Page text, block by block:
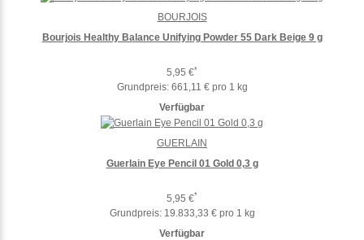
Bourjois Healthy Balance Unifying Powder 55 Dark Beige 9 g
5,95 €*
Grundpreis: 661,11 € pro 1 kg
Verfügbar
BOURJOIS
Guerlain Eye Pencil 01 Gold 0,3 g
5,95 €*
Grundpreis: 19.833,33 € pro 1 kg
Verfügbar
GUERLAIN